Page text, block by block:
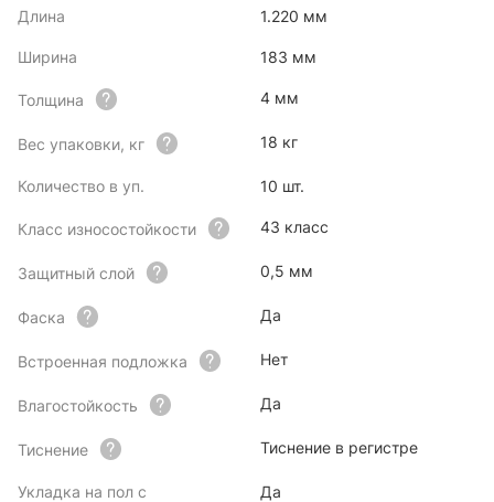
Длина 1.220 мм
Ширина 183 мм
Толщина 4 мм
Вес упаковки, кг 18 кг
Количество в уп. 10 шт.
Класс износостойкости 43 класс
Защитный слой 0,5 мм
Фаска Да
Встроенная подложка Нет
Влагостойкость Да
Тиснение Тиснение в регистре
Укладка на пол с
Да